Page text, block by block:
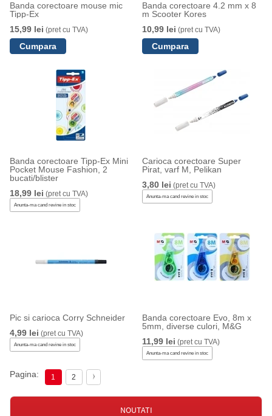
Banda corectoare mouse mic
Tipp-Ex
15,99 lei (pret cu TVA)
Banda corectoare 4.2 mm x 8
m Scooter Kores
10,99 lei (pret cu TVA)
Banda corectoare Tipp-Ex Mini
Pocket Mouse Fashion, 2
bucati/blister
18,99 lei (pret cu TVA)
Anunta-ma cand revine in stoc
Carioca corectoare Super
Pirat, varf M, Pelikan
3,80 lei (pret cu TVA)
Anunta-ma cand revine in stoc
Pic si carioca Corry Schneider
4,99 lei (pret cu TVA)
Anunta-ma cand revine in stoc
Banda corectoare Evo, 8m x
5mm, diverse culori, M&G
11,99 lei (pret cu TVA)
Anunta-ma cand revine in stoc
Pagina: 1 2
NOUTATI